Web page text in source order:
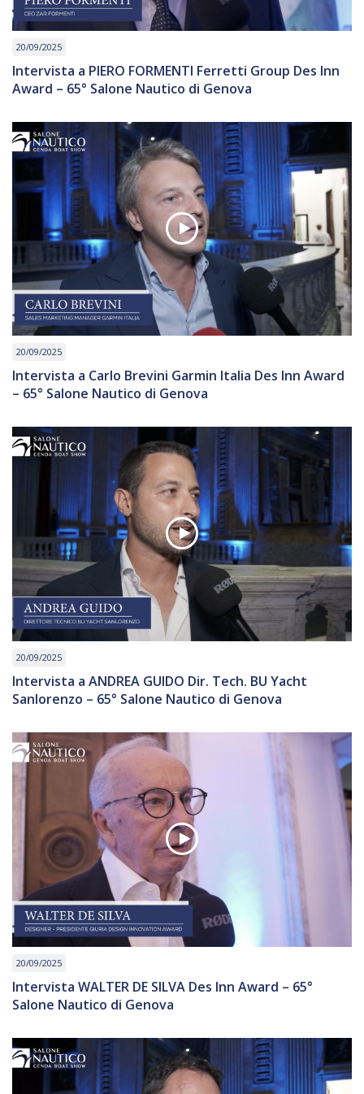
20/09/2025
Intervista a PIERO FORMENTI Ferretti Group Des Inn
Award – 65° Salone Nautico di Genova
20/09/2025
Intervista a Carlo Brevini Garmin Italia Des Inn Award
– 65° Salone Nautico di Genova
20/09/2025
Intervista a ANDREA GUIDO Dir. Tech. BU Yacht
Sanlorenzo – 65° Salone Nautico di Genova
20/09/2025
Intervista WALTER DE SILVA Des Inn Award – 65°
Salone Nautico di Genova